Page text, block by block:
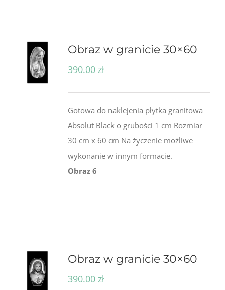
Obraz w granicie 30×60
390.00 zł
Gotowa do naklejenia płytka granitowa
Absolut Black o grubości 1 cm Rozmiar
30 cm x 60 cm Na życzenie możliwe
wykonanie w innym formacie.
Obraz 6
DODAJ
DO
KOSZYKA
Obraz w granicie 30×60
390.00 zł